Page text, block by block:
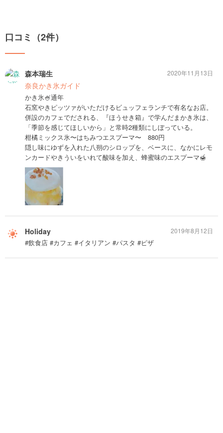
口コミ（2件）
森本瑞生
奈良かき氷ガイド
かき氷🍧通年
石窯やきピッツァがいただけるビュッフェランチで有名なお店。
併設のカフェでだされる、『ほうせき箱』で学んだまかき氷は、
「季節を感じてほしいから」と常時2種類にしぼっている。
柑橘ミックス氷〜はちみつエスプーマ〜 880円
隠し味にゆずを入れた八朔のシロップを、ベースに、なかにレモ
ンカードやきういをいれて酸味を加え、蜂蜜味のエスプーマ🍯
2020年11月13日
Holiday
#飲食店 #カフェ #イタリアン #パスタ #ピザ
2019年8月12日